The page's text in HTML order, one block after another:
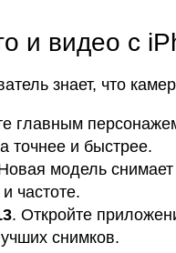
и видео с
знает, что
главным
точнее и быстрее.
модель снимает
частоте.
. Откройте
снимков.